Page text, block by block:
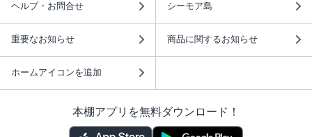
ヘルプ・お問合せ シーモア島
重要なお知らせ 商品に関するお知らせ
ホームアイコンを追加
本棚アプリを無料ダウンロード！